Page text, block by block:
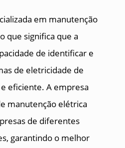
em manutenção
que significa que a
de identificar e
de eletricidade de
eficiente. A empresa
manutenção elétrica
de diferentes
garantindo o melhor